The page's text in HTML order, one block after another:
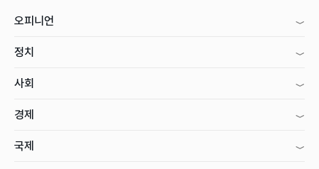
오피니언
정치
사회
경제
국제